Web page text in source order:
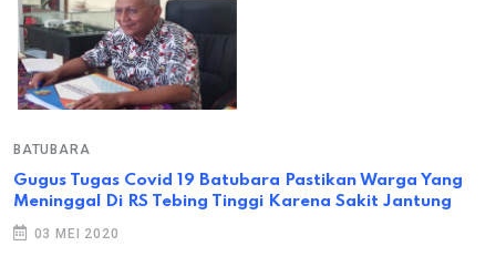
BATUBARA
Gugus Tugas Covid 19 Batubara Pastikan Warga Yang
Meninggal Di RS Tebing Tinggi Karena Sakit Jantung
03 MEI 2020